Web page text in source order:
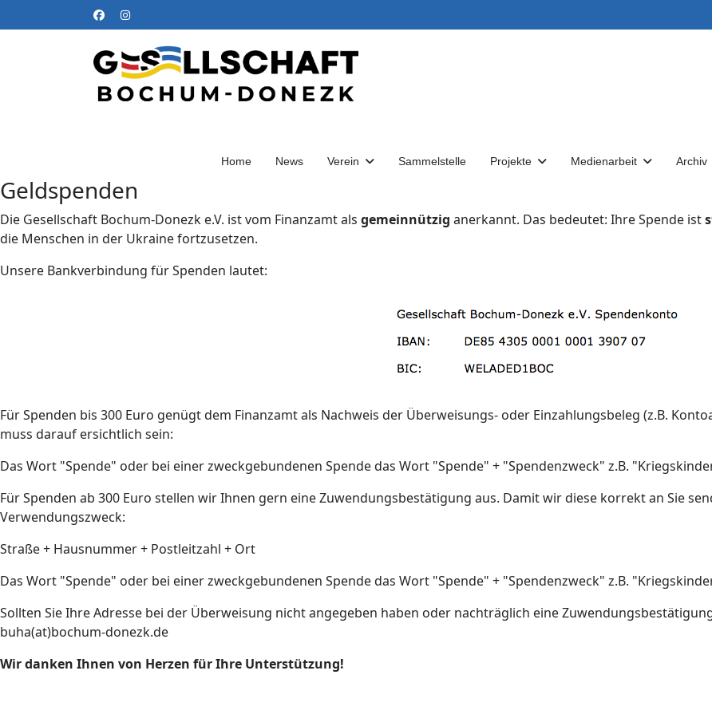
Home News Verein Sammelstelle Projekte Medienarbeit Archiv
Geldspenden
Die Gesellschaft Bochum-Donezk e.V. ist vom Finanzamt als gemeinnützig anerkannt. Das bedeutet: Ihre Spende ist
die Menschen in der Ukraine fortzusetzen.
Unsere Bankverbindung für Spenden lautet:
Für Spenden bis 300 Euro genügt dem Finanzamt als Nachweis der Überweisungs- oder Einzahlungsbeleg (z.B.
muss darauf ersichtlich sein:
Das Wort "Spende" oder bei einer zweckgebundenen Spende das Wort "Spende" + "Spendenzweck" z.B.
Für Spenden ab 300 Euro stellen wir Ihnen gern eine Zuwendungsbestätigung aus. Damit wir diese korrekt an Sie
Verwendungszweck:
Straße + Hausnummer + Postleitzahl + Ort
Das Wort "Spende" oder bei einer zweckgebundenen Spende das Wort "Spende" + "Spendenzweck" z.B.
Sollten Sie Ihre Adresse bei der Überweisung nicht angegeben haben oder nachträglich eine
buha(at)bochum-donezk.de
Wir danken Ihnen von Herzen für Ihre Unterstützung!